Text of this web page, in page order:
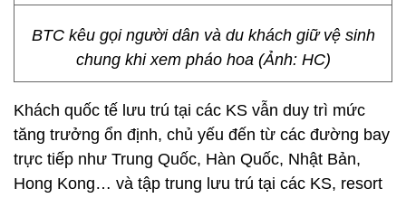
BTC kêu gọi người dân và du khách giữ vệ sinh
chung khi xem pháo hoa (Ảnh: HC)
Khách quốc tế lưu trú tại các KS vẫn duy trì mức
tăng trưởng ổn định, chủ yếu đến từ các đường bay
trực tiếp như Trung Quốc, Hàn Quốc, Nhật Bản,
Hong Kong… và tập trung lưu trú tại các KS, resort